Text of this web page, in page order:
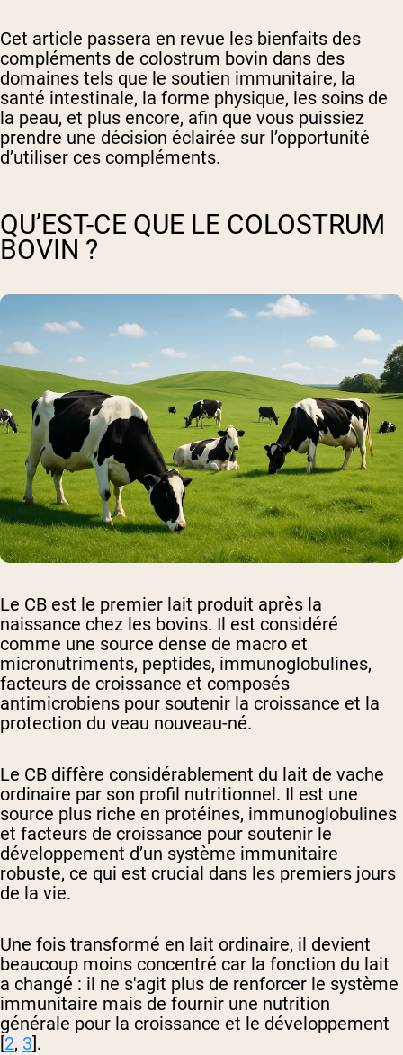
Cet article passera en revue les bienfaits des
compléments de colostrum bovin dans des
domaines tels que le soutien immunitaire, la
santé intestinale, la forme physique, les soins de
la peau, et plus encore, afin que vous puissiez
prendre une décision éclairée sur l’opportunité
d’utiliser ces compléments.
QU’EST-CE QUE LE COLOSTRUM
BOVIN ?
Le CB est le premier lait produit après la
naissance chez les bovins. Il est considéré
comme une source dense de macro et
micronutriments, peptides, immunoglobulines,
facteurs de croissance et composés
antimicrobiens pour soutenir la croissance et la
protection du veau nouveau-né.
Le CB diffère considérablement du lait de vache
ordinaire par son profil nutritionnel. Il est une
source plus riche en protéines, immunoglobulines
et facteurs de croissance pour soutenir le
développement d’un système immunitaire
robuste, ce qui est crucial dans les premiers jours
de la vie.
Une fois transformé en lait ordinaire, il devient
beaucoup moins concentré car la fonction du lait
a changé : il ne s'agit plus de renforcer le système
immunitaire mais de fournir une nutrition
générale pour la croissance et le développement
[2, 3].